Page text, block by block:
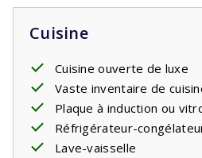
Cuisine
Cuisine ouverte de luxe
Vaste inventaire de
Plaque à induction ou
Réfrigérateur-
Lave-vaisselle